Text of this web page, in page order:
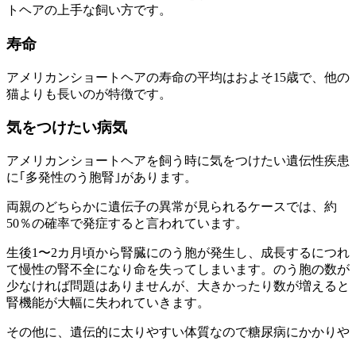
トヘアの上手な飼い方です。
寿命
アメリカンショートヘアの寿命の平均はおよそ15歳で、他の
猫よりも長いのが特徴です。
気をつけたい病気
アメリカンショートヘアを飼う時に気をつけたい遺伝性疾患
に｢ 多発性のう胞腎 ｣があります。
両親のどちらかに遺伝子の異常が見られるケースでは、約
50％の確率で発症すると言われています。
生後1〜2カ月頃から腎臓にのう胞が発生し、成長するにつれ
て慢性の腎不全になり命を失ってしまいます。のう胞の数が
少なければ問題はありませんが、大きかったり数が増えると
腎機能が大幅に失われていきます。
その他に、遺伝的に太りやすい体質なので糖尿病にかかりや